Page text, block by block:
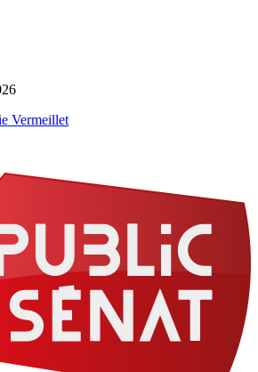
Vermeillet